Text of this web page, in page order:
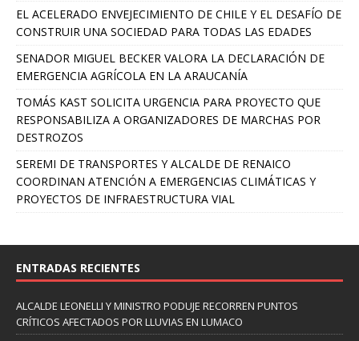
EL ACELERADO ENVEJECIMIENTO DE CHILE Y EL DESAFÍO DE
CONSTRUIR UNA SOCIEDAD PARA TODAS LAS EDADES
SENADOR MIGUEL BECKER VALORA LA DECLARACIÓN DE
EMERGENCIA AGRÍCOLA EN LA ARAUCANÍA
TOMÁS KAST SOLICITA URGENCIA PARA PROYECTO QUE
RESPONSABILIZA A ORGANIZADORES DE MARCHAS POR
DESTROZOS
SEREMI DE TRANSPORTES Y ALCALDE DE RENAICO
COORDINAN ATENCIÓN A EMERGENCIAS CLIMÁTICAS Y
PROYECTOS DE INFRAESTRUCTURA VIAL
ENTRADAS RECIENTES
ALCALDE LEONELLI Y MINISTRO PODUJE RECORREN PUNTOS
CRÍTICOS AFECTADOS POR LLUVIAS EN LUMACO